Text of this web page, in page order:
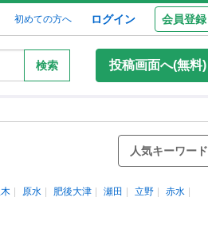
初めての方へ ログイン 会員登録
検索 投稿画面へ(無料)
人気キーワード
原水 肥後大津 瀬田 立野 赤水